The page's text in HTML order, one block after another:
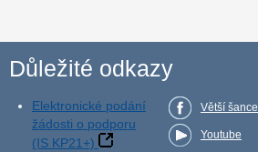
Důležité odkazy
Elektronické podání
žádosti o podporu
(IS KP21+)
Větší šance
Youtube